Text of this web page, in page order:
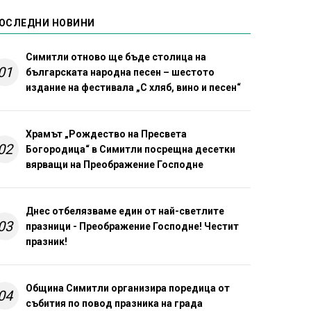
НОВИНИ
Симитли отново ще бъде столица на
българската народна песен – шестото
издание на фестивала „С хляб, вино и песен“
Храмът „Рождество на Пресвета
Богородица“ в Симитли посрещна десетки
вярващи на Преображение Господне
Днес отбелязваме един от най-светлите
празници - Преображение Господне! Честит
празник!
Община Симитли организира поредица от
събития по повод празника на града